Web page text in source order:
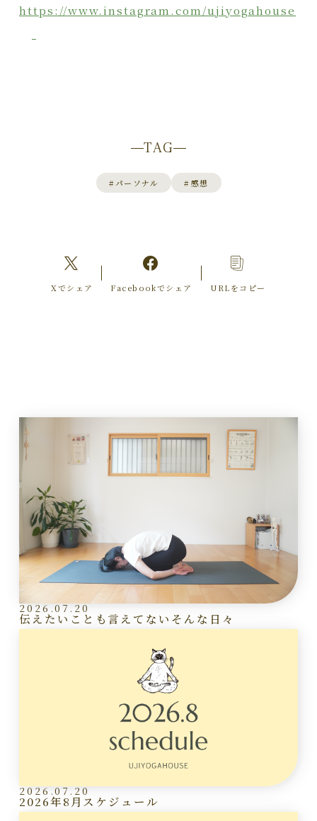
https://www.instagram.com/ujiyogahouse
TAG
#パーソナル #感想
Xでシェア Facebookでシェア URLをコピー
2026.07.20
伝えたいことも言えてないそんな日々
2026.07.20
2026年8月スケジュール